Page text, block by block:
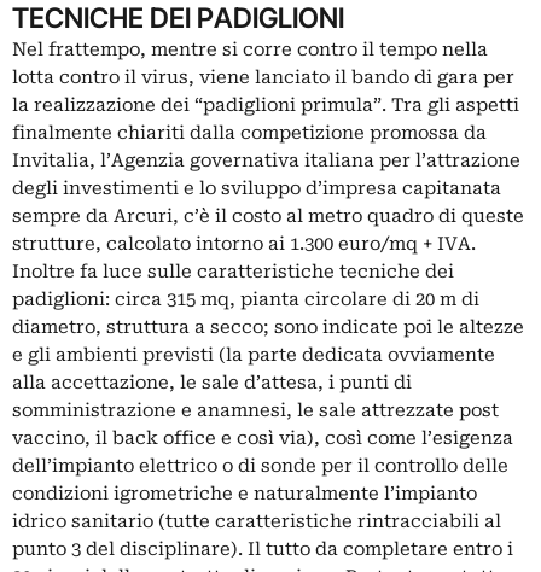
TECNICHE DEI PADIGLIONI
Nel frattempo, mentre si corre contro il tempo nella
lotta contro il virus, viene lanciato il bando di gara per
la realizzazione dei “padiglioni primula”. Tra gli aspetti
finalmente chiariti dalla competizione promossa da
Invitalia, l’Agenzia governativa italiana per l’attrazione
degli investimenti e lo sviluppo d’impresa capitanata
sempre da Arcuri, c’è il costo al metro quadro di queste
strutture, calcolato intorno ai 1.300 euro/mq + IVA.
Inoltre fa luce sulle caratteristiche tecniche dei
padiglioni: circa 315 mq, pianta circolare di 20 m di
diametro, struttura a secco; sono indicate poi le altezze
e gli ambienti previsti (la parte dedicata ovviamente
alla accettazione, le sale d’attesa, i punti di
somministrazione e anamnesi, le sale attrezzate post
vaccino, il back office e così via), così come l’esigenza
dell’impianto elettrico o di sonde per il controllo delle
condizioni igrometriche e naturalmente l’impianto
idrico sanitario (tutte caratteristiche rintracciabili al
punto 3 del disciplinare). Il tutto da completare entro i